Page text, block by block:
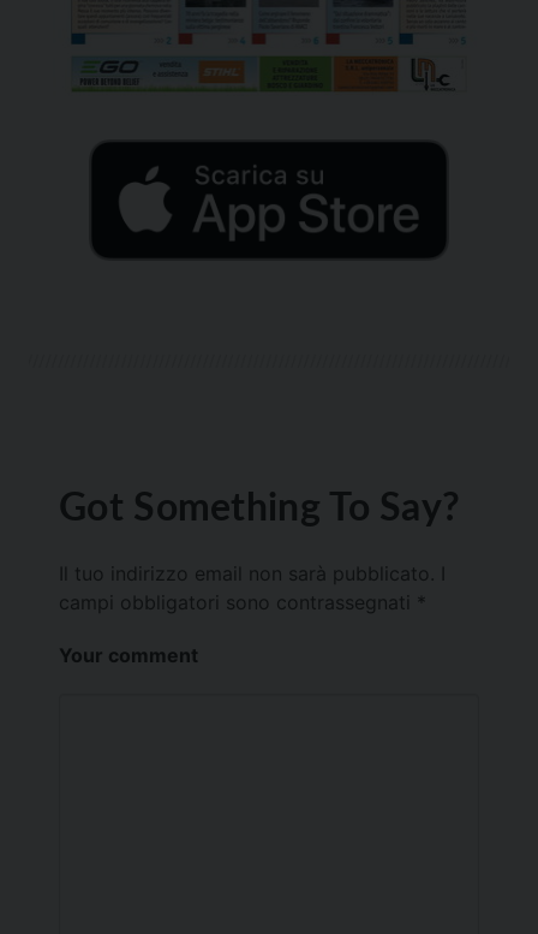
Got Something To Say?
Il tuo indirizzo email non sarà pubblicato.
campi obbligatori sono contrassegnati *
Your comment